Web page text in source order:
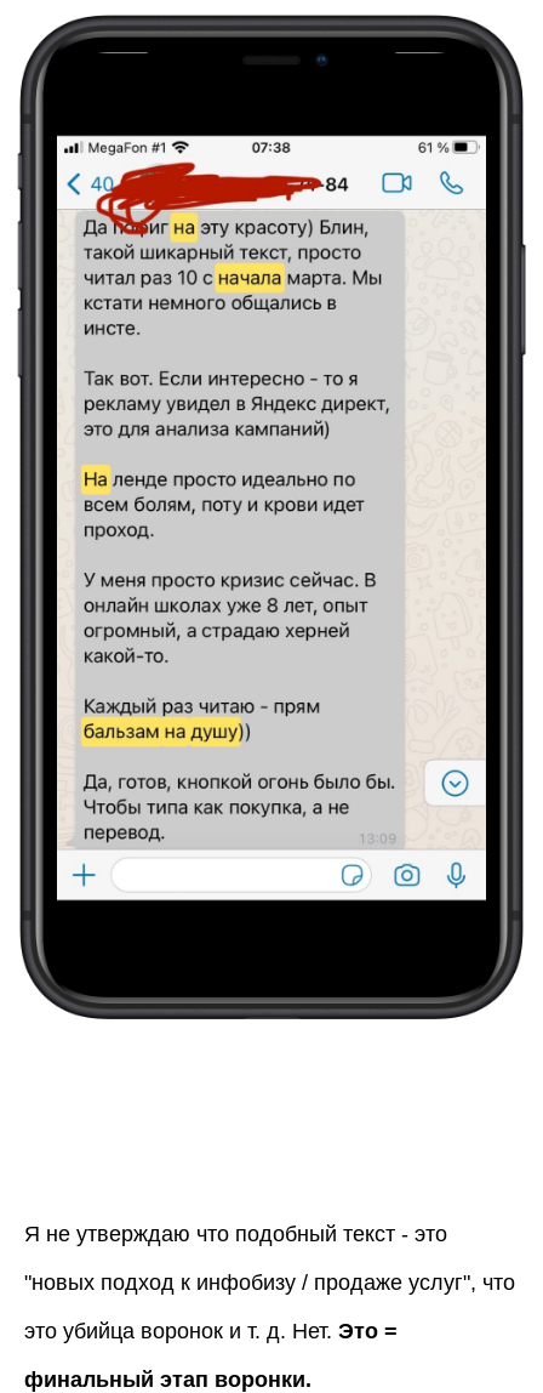
Я не утверждаю что подобный текст - это
"новых подход к инфобизу / продаже услуг", что
это убийца воронок и т. д. Нет. Это =
финальный этап воронки.